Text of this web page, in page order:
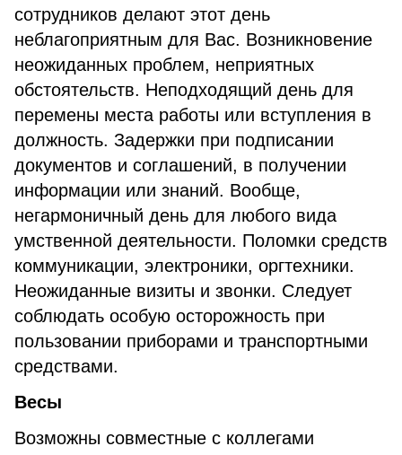
сотрудников делают этот день
неблагоприятным для Вас. Возникновение
неожиданных проблем, неприятных
обстоятельств. Неподходящий день для
перемены места работы или вступления в
должность. Задержки при подписании
документов и соглашений, в получении
информации или знаний. Вообще,
негармоничный день для любого вида
умственной деятельности. Поломки средств
коммуникации, электроники, оргтехники.
Неожиданные визиты и звонки. Следует
соблюдать особую осторожность при
пользовании приборами и транспортными
средствами.
Весы
Возможны совместные с коллегами